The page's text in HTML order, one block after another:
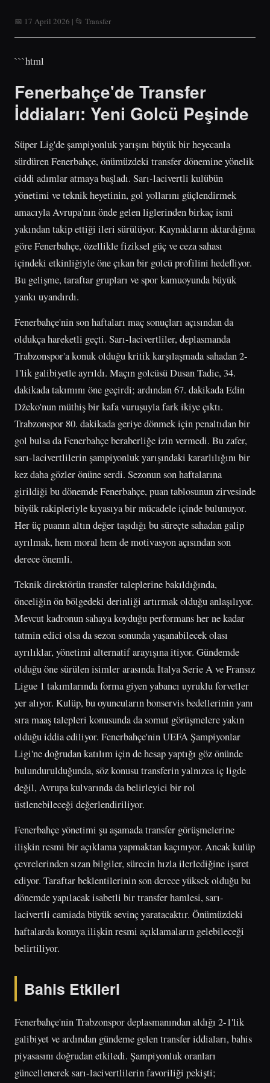
📅 17 April 2026 | 📂 Transfer
```html
Fenerbahçe'de Transfer
İddiaları: Yeni Golcü Peşinde
Süper Lig'de şampiyonluk yarışını büyük bir heyecanla
sürdüren Fenerbahçe, önümüzdeki transfer dönemine yönelik
ciddi adımlar atmaya başladı. Sarı-lacivertli kulübün
yönetimi ve teknik heyetinin, gol yollarını güçlendirmek
amacıyla Avrupa'nın önde gelen liglerinden birkaç ismi
yakından takip ettiği ileri sürülüyor. Kaynakların aktardığına
göre Fenerbahçe, özellikle fiziksel güç ve ceza sahası
içindeki etkinliğiyle öne çıkan bir golcü profilini hedefliyor.
Bu gelişme, taraftar grupları ve spor kamuoyunda büyük
yankı uyandırdı.
Fenerbahçe'nin son haftaları maç sonuçları açısından da
oldukça hareketli geçti. Sarı-lacivertliler, deplasmanda
Trabzonspor'a konuk olduğu kritik karşılaşmada sahadan 2-
1'lik galibiyetle ayrıldı. Maçın golcüsü Dusan Tadic, 34.
dakikada takımını öne geçirdi; ardından 67. dakikada Edin
Džeko'nun müthiş bir kafa vuruşuyla fark ikiye çıktı.
Trabzonspor 80. dakikada geriye dönmek için penaltıdan bir
gol bulsa da Fenerbahçe beraberliğe izin vermedi. Bu zafer,
sarı-lacivertlilerin şampiyonluk yarışındaki kararlılığını bir
kez daha gözler önüne serdi. Sezonun son haftalarına
girildiği bu dönemde Fenerbahçe, puan tablosunun zirvesinde
büyük rakipleriyle kıyasıya bir mücadele içinde bulunuyor.
Her üç puanın altın değer taşıdığı bu süreçte sahadan galip
ayrılmak, hem moral hem de motivasyon açısından son
derece önemli.
Teknik direktörün transfer taleplerine bakıldığında,
önceliğin ön bölgedeki derinliği artırmak olduğu anlaşılıyor.
Mevcut kadronun sahaya koyduğu performans her ne kadar
tatmin edici olsa da sezon sonunda yaşanabilecek olası
ayrılıklar, yönetimi alternatif arayışına itiyor. Gündemde
olduğu öne sürülen isimler arasında İtalya Serie A ve Fransız
Ligue 1 takımlarında forma giyen yabancı uyruklu forvetler
yer alıyor. Kulüp, bu oyuncuların bonservis bedellerinin yanı
sıra maaş talepleri konusunda da somut görüşmelere yakın
olduğu iddia ediliyor. Fenerbahçe'nin UEFA Şampiyonlar
Ligi'ne doğrudan katılım için de hesap yaptığı göz önünde
bulundurulduğunda, söz konusu transferin yalnızca iç ligde
değil, Avrupa kulvarında da belirleyici bir rol
üstlenebileceği değerlendiriliyor.
Fenerbahçe yönetimi şu aşamada transfer görüşmelerine
ilişkin resmi bir açıklama yapmaktan kaçınıyor. Ancak kulüp
çevrelerinden sızan bilgiler, sürecin hızla ilerlediğine işaret
ediyor. Taraftar beklentilerinin son derece yüksek olduğu bu
dönemde yapılacak isabetli bir transfer hamlesi, sarı-
lacivertli camiada büyük sevinç yaratacaktır. Önümüzdeki
haftalarda konuya ilişkin resmi açıklamaların gelebileceği
belirtiliyor.
Bahis Etkileri
Fenerbahçe'nin Trabzonspor deplasmanından aldığı 2-1'lik
galibiyet ve ardından gündeme gelen transfer iddiaları, bahis
piyasasını doğrudan etkiledi. Şampiyonluk oranları
güncellenerek sarı-lacivertlilerin favoriliği pekişti;